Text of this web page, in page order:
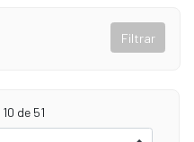
Filtrar
de 51